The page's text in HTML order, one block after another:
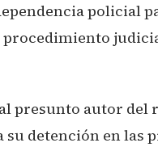
policial
presunto autor del
su detención en las